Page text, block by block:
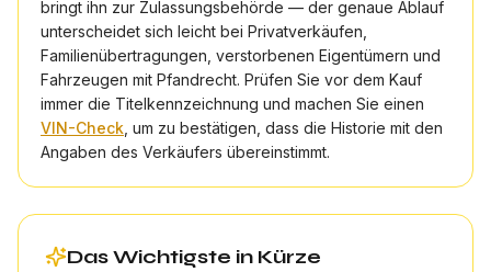
bringt ihn zur Zulassungsbehörde — der genaue Ablauf
unterscheidet sich leicht bei Privatverkäufen,
Familienübertragungen, verstorbenen Eigentümern und
Fahrzeugen mit Pfandrecht. Prüfen Sie vor dem Kauf
immer die Titelkennzeichnung und machen Sie einen
VIN-Check , um zu bestätigen, dass die Historie mit den
Angaben des Verkäufers übereinstimmt.
Das Wichtigste in Kürze